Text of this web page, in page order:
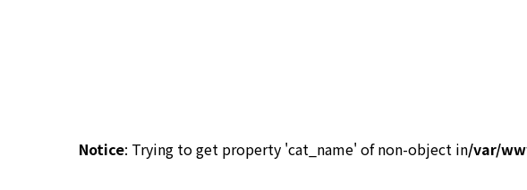
Notice: Trying to get property 'cat_name' of non-object in/var/